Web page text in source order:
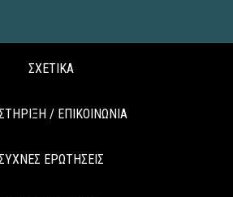
ΣΧΕΤΙΚΑ
/ ΕΠΙΚΟΙΝΩΝΙΑ
ΕΡΩΤΗΣΕΙΣ